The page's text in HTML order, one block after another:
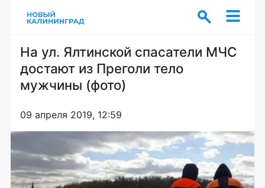
На ул. Ялтинской спасатели МЧС
достают из Преголи тело
мужчины (фото)
09 апреля 2019, 12:59